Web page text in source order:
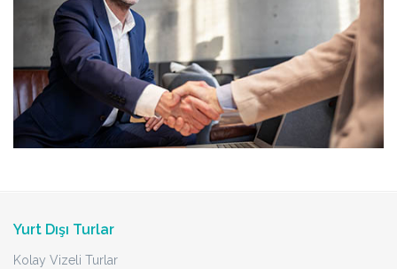
Yurt Dışı Turlar
Kolay Vizeli Turlar